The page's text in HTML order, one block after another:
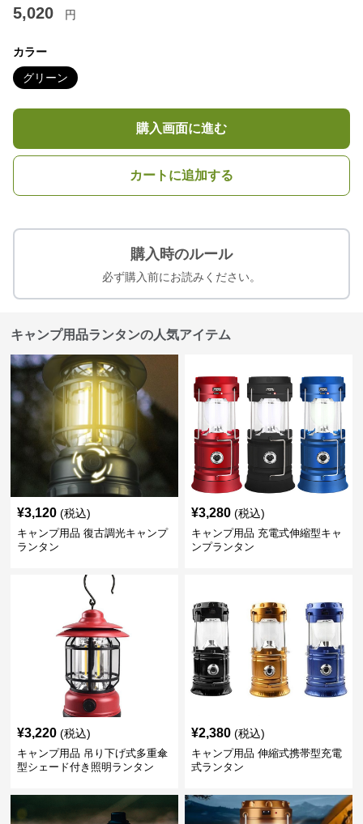
5,020 円
カラー
グリーン
購入画面に進む
カートに追加する
購入時のルール
必ず購入前にお読みください。
キャンプ用品ランタンの人気アイテム
¥3,120 (税込)
キャンプ用品 復古調光キャンプ
ランタン
¥3,280 (税込)
キャンプ用品 充電式伸縮型キャ
ンプランタン
¥3,220 (税込)
キャンプ用品 吊り下げ式多重傘
型シェード付き照明ランタン
¥2,380 (税込)
キャンプ用品 伸縮式携帯型充電
式ランタン